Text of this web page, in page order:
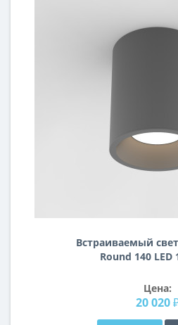
Встраиваемый
Round 140 LED
Цена:
20 020